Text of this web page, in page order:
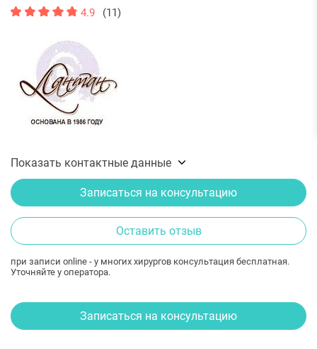
4.9 (11)
Показать контактные данные
Записаться на консультацию
Оставить отзыв
при записи online - у многих хирургов консультация бесплатная.
Уточняйте у оператора.
Записаться на консультацию